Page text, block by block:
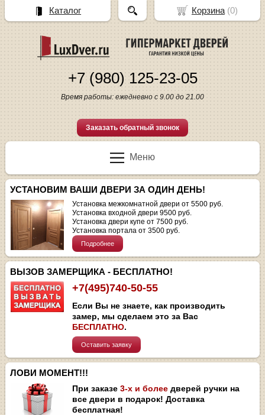
+7 (980) 125-23-05
Время работы: ежедневно с 9.00 до 21.00
Заказать обратный звонок
Меню
УСТАНОВИМ ВАШИ ДВЕРИ ЗА ОДИН ДЕНЬ!
Установка межкомнатной двери от 5500 руб.
Установка входной двери 9500 руб.
Установка двери купе от 7500 руб.
Установка портала от 3500 руб.
Подробнее
ВЫЗОВ ЗАМЕРЩИКА - БЕСПЛАТНО!
+7(495)740-50-55
Если Вы не знаете, как производить
замер, мы сделаем это за Вас
БЕСПЛАТНО.
Оставить заявку
ЛОВИ МОМЕНТ!!!
При заказе3-х и более дверей ручки на
все двери в подарок! Доставка
бесплатная!
Корзина(0)
Каталог